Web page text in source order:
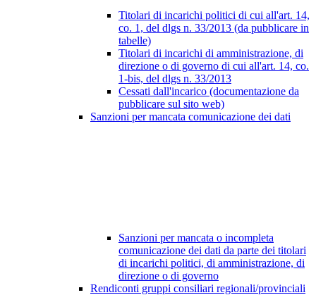
Titolari di incarichi politici di cui all'art. 14,
co. 1, del dlgs n. 33/2013 (da pubblicare in
tabelle)
Titolari di incarichi di amministrazione, di
direzione o di governo di cui all'art. 14, co.
1-bis, del dlgs n. 33/2013
Cessati dall'incarico (documentazione da
pubblicare sul sito web)
Sanzioni per mancata comunicazione dei dati
Sanzioni per mancata o incompleta
comunicazione dei dati da parte dei titolari
di incarichi politici, di amministrazione, di
direzione o di governo
Rendiconti gruppi consiliari regionali/provinciali